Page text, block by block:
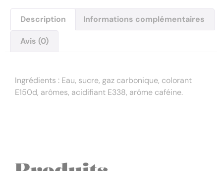
Description Informations complémentaires
Avis (0)
Ingrédients : Eau, sucre, gaz carbonique, colorant
E150d, arômes, acidifiant E338, arôme caféine.